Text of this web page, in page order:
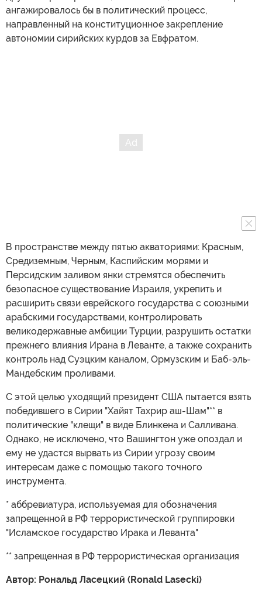
ангажировалось бы в политический процесс,
направленный на конституционное закрепление
автономии сирийских курдов за Евфратом.
В пространстве между пятью акваториями: Красным,
Средиземным, Черным, Каспийским морями и
Персидским заливом янки стремятся обеспечить
безопасное существование Израиля, укрепить и
расширить связи еврейского государства с союзными
арабскими государствами, контролировать
великодержавные амбиции Турции, разрушить остатки
прежнего влияния Ирана в Леванте, а также сохранить
контроль над Суэцким каналом, Ормузским и Баб-эль-
Мандебским проливами.
С этой целью уходящий президент США пытается взять
победившего в Сирии "Хайят Тахрир аш-Шам"** в
политические "клещи" в виде Блинкена и Салливана.
Однако, не исключено, что Вашингтон уже опоздал и
ему не удастся вырвать из Сирии угрозу своим
интересам даже с помощью такого точного
инструмента.
* аббревиатура, используемая для обозначения
запрещенной в РФ террористической группировки
"Исламское государство Ирака и Леванта"
** запрещенная в РФ террористическая организация
Автор: Рональд Ласецкий (Ronald Lasecki)